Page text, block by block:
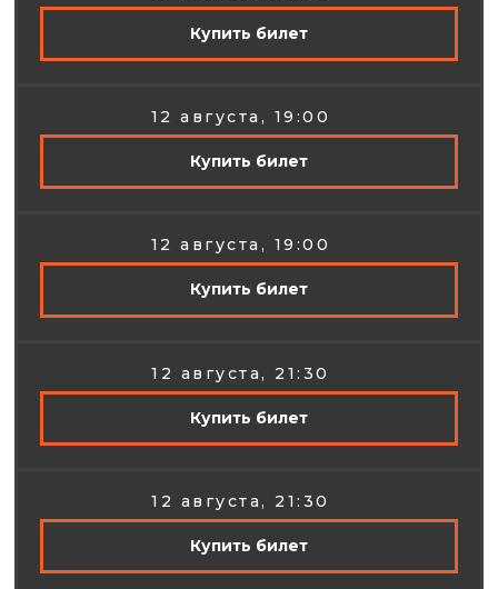
Купить билет
12 августа, 19:00
Купить билет
12 августа, 19:00
Купить билет
12 августа, 21:30
Купить билет
12 августа, 21:30
Купить билет